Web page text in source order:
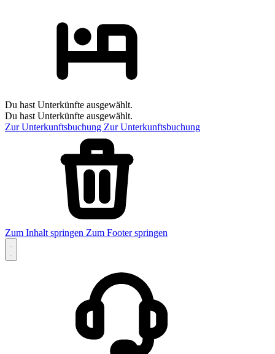
Du hast Unterkünfte ausgewählt.
Du hast Unterkünfte ausgewählt.
Zur Unterkunftsbuchung Zur Unterkunftsbuchung
Zum Inhalt springen Zum Footer springen